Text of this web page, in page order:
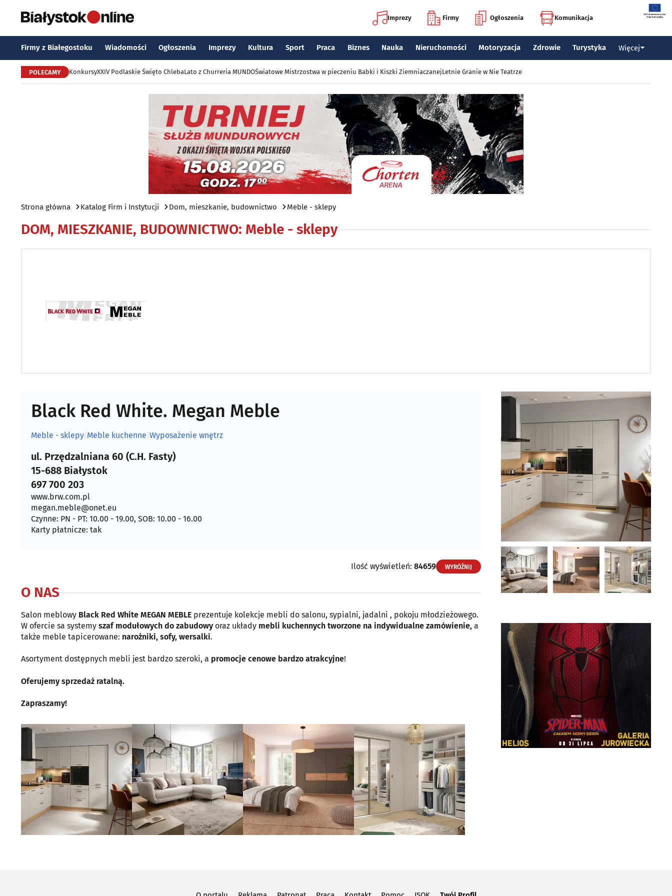
Imprezy Firmy Ogłoszenia Komunikacja
Firmy z Białegostoku Wiadomości Ogłoszenia Imprezy Kultura Sport Praca Biznes Nauka Nieruchomości Motoryzacja Zdrowie Turystyka Więcej
POLECAMY KonkursyXXIV Podlaskie Święto ChlebaLato z Churreria MUNDOŚwiatowe Mistrzostwa w pieczeniu Babki i Kiszki ZiemniaczanejLetnie Granie w Nie Teatrze
Strona główna Katalog Firm i Instytucji Dom, mieszkanie, budownictwo Meble - sklepy
DOM, MIESZKANIE, BUDOWNICTWO: Meble - sklepy
Black Red White. Megan Meble
Meble - sklepy Meble kuchenne Wyposażenie wnętrz
ul. Przędzalniana 60 (C.H. Fasty)
15-688 Białystok
697 700 203
www.brw.com.pl
megan.meble@onet.eu
Czynne: PN - PT: 10.00 - 19.00, SOB: 10.00 - 16.00
Karty płatnicze: tak
Ilość wyświetleń: 84659 WYRÓŻNIJ
O NAS
Salon meblowy Black Red White MEGAN MEBLE prezentuje kolekcje mebli do salonu, sypialni, jadalni , pokoju młodzieżowego.
W ofercie sa systemy szaf modułowych do zabudowy oraz układy mebli kuchennych tworzone na indywidualne zamówienie, a
także meble tapicerowane: narożniki, sofy, wersalki.
Asortyment dostępnych mebli jest bardzo szeroki, a promocje cenowe bardzo atrakcyjne!
Oferujemy sprzedaż ratalną.
Zapraszamy!
Black Red White. Megan
Meble
ul. Przędzalniana 60 (C.H.
Fasty)
15-688 Białystok